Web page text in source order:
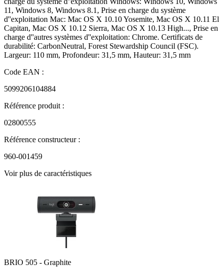
11, Windows 8, Windows 8.1, Prise en charge du système
d''exploitation Mac: Mac OS X 10.10 Yosemite, Mac OS X 10.11 El
Capitan, Mac OS X 10.12 Sierra, Mac OS X 10.13 High..., Prise en
charge d''autres systèmes d''exploitation: Chrome. Certificats de
durabilité: CarbonNeutral, Forest Stewardship Council (FSC).
Largeur: 110 mm, Profondeur: 31,5 mm, Hauteur: 31,5 mm
Code EAN :
5099206104884
Référence produit :
02800555
Référence constructeur :
960-001459
Voir plus de caractéristiques
BRIO 505 - Graphite